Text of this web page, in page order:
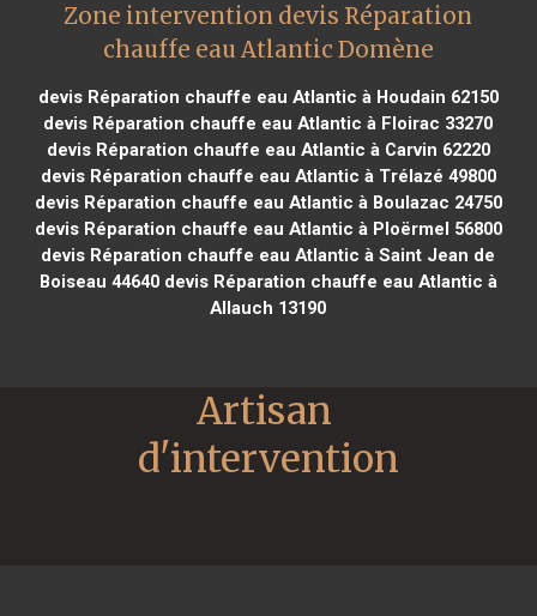
Zone intervention devis Réparation
chauffe eau Atlantic Domène
devis Réparation chauffe eau Atlantic à Houdain 62150
devis Réparation chauffe eau Atlantic à Floirac 33270
devis Réparation chauffe eau Atlantic à Carvin 62220
devis Réparation chauffe eau Atlantic à Trélazé 49800
devis Réparation chauffe eau Atlantic à Boulazac 24750
devis Réparation chauffe eau Atlantic à Ploërmel 56800
devis Réparation chauffe eau Atlantic à Saint Jean de
Boiseau 44640devis Réparation chauffe eau Atlantic à
Allauch 13190
Artisan
d'intervention